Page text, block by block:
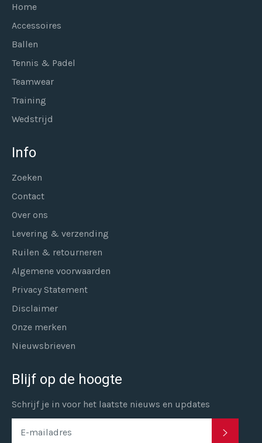
Home
Accessoires
Ballen
Tennis & Padel
Teamwear
Training
Wedstrijd
Info
Zoeken
Contact
Over ons
Levering & verzending
Ruilen & retourneren
Algemene voorwaarden
Privacy Statement
Disclaimer
Onze merken
Nieuwsbrieven
Blijf op de hoogte
Schrijf je in voor het laatste nieuws en updates